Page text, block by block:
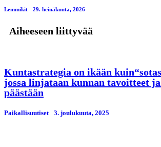
Lemmikit 29. heinäkuuta, 2026
Aiheeseen liittyvää
Kuntastrategia on ikään
jossa linjataan kunnan tavoitteet
päästään
Paikallisuutiset 3. јoulukuuta, 2025